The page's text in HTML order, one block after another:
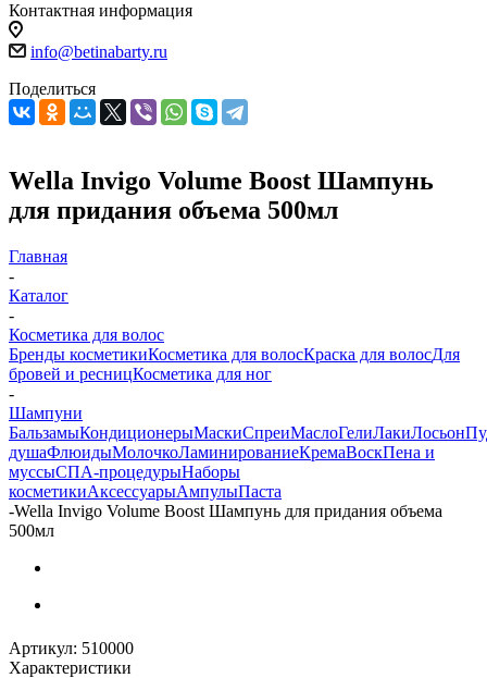
Контактная информация
info@betinabarty.ru
Поделиться
Wella Invigo Volume Boost Шампунь
для придания объема 500мл
Главная
-
Каталог
-
Косметика для волос
Бренды косметикиКосметика для волосКраска для волосДля
бровей и ресницКосметика для ног
-
Шампуни
БальзамыКондиционерыМаскиСпреиМаслоГелиЛакиЛосьон
душаФлюидыМолочкоЛаминированиеКремаВоскПена и
муссыСПА-процедурыНаборы
косметикиАксессуарыАмпулыПаста
-Wella Invigo Volume Boost Шампунь для придания объема
500мл
Артикул: 510000
Характеристики